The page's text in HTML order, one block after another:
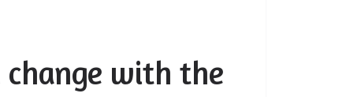
change with the